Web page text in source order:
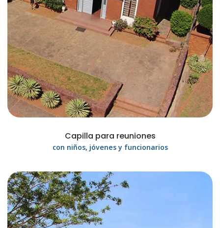
Capilla para reuniones
con niños, jóvenes y funcionarios